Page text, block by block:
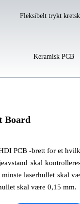
Fleksibelt trykt
Keramisk PCB
Board
PCB -brett for et
skal
laserhullet skal
skal være 0,15 mm.